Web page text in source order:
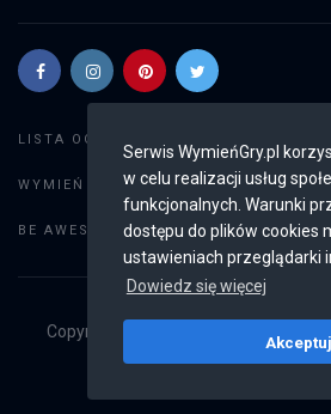
Serwis WymieńGry.pl
w celu realizacji usług
funkcjonalnych. Warunki
dostępu do plików cookies
ustawieniach przeglądarki
Dowiedz się więcej
LISTA OGŁOSZEŃ:
WYMIEŃ GRY: Dodaj ogłoszenie
BE AWESOME: Weryfikacja konta
Copyright © 2019 - 2026